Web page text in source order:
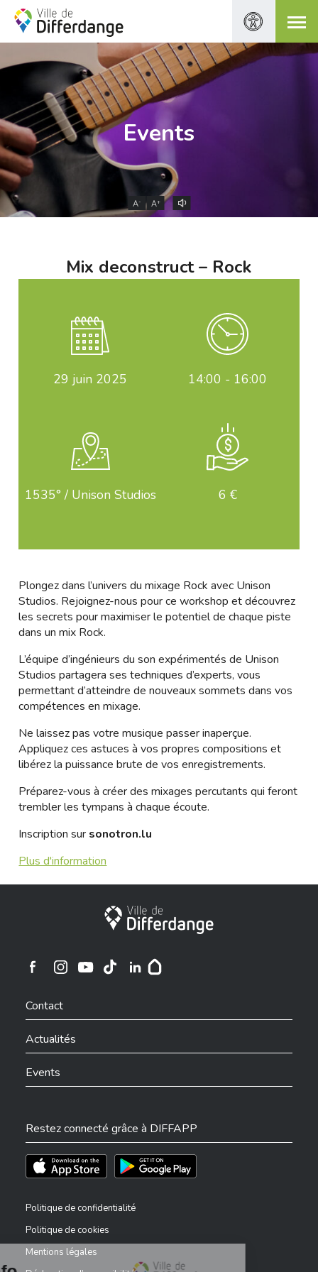
Events
A- A+
Mix deconstruct – Rock
29 juin 2025 14:00 - 16:00
1535° / Unison Studios 6 €
Plongez dans l’univers du mixage Rock avec Unison
Studios. Rejoignez-nous pour ce workshop et découvrez
les secrets pour maximiser le potentiel de chaque piste
dans un mix Rock.
L’équipe d’ingénieurs du son expérimentés de Unison
Studios partagera ses techniques d’experts, vous
permettant d’atteindre de nouveaux sommets dans vos
compétences en mixage.
Ne laissez pas votre musique passer inaperçue.
Appliquez ces astuces à vos propres compositions et
libérez la puissance brute de vos enregistrements.
Préparez-vous à créer des mixages percutants qui feront
trembler les tympans à chaque écoute.
Inscription sur sonotron.lu
Plus d'information
Ville de Differdange
Ville de Differdange sur Instagram
Contact
Actualités
Events
Restez connecté grâce à DIFFAPP
Téléchargez l'app sur l'App StoreTéléchargez l'app sur Play Store
Politique de confidentialité
Politique de cookies
Mentions légales